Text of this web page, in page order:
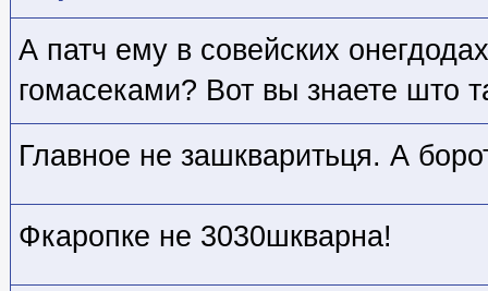
А патч ему в совейских
гомасеками? Вот вы знаете што
Главное не зашкваритьця. А
Фкаропке не 3030шкварна!